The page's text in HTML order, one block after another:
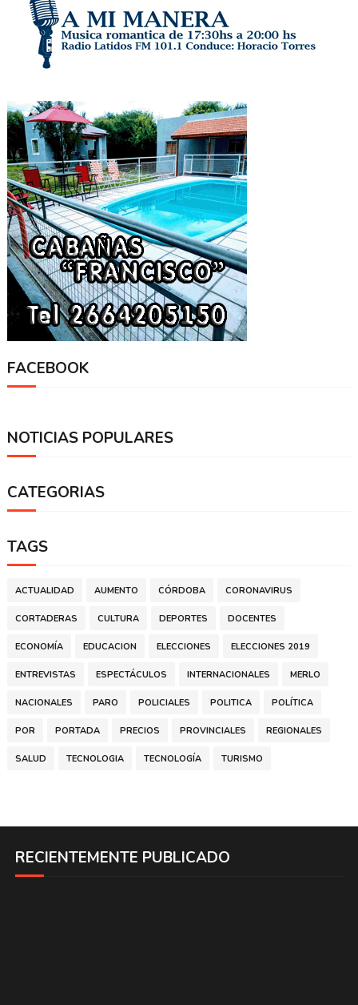
FACEBOOK
NOTICIAS POPULARES
CATEGORIAS
TAGS
ACTUALIDAD AUMENTO CÓRDOBA CORONAVIRUS
CORTADERAS CULTURA DEPORTES DOCENTES
ECONOMÍA EDUCACION ELECCIONES ELECCIONES 2019
ENTREVISTAS ESPECTÁCULOS INTERNACIONALES MERLO
NACIONALES PARO POLICIALES POLITICA POLÍTICA
POR PORTADA PRECIOS PROVINCIALES REGIONALES
SALUD TECNOLOGIA TECNOLOGÍA TURISMO
RECIENTEMENTE PUBLICADO